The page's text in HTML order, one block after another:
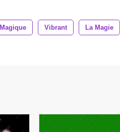
Magique Vibrant La Magie